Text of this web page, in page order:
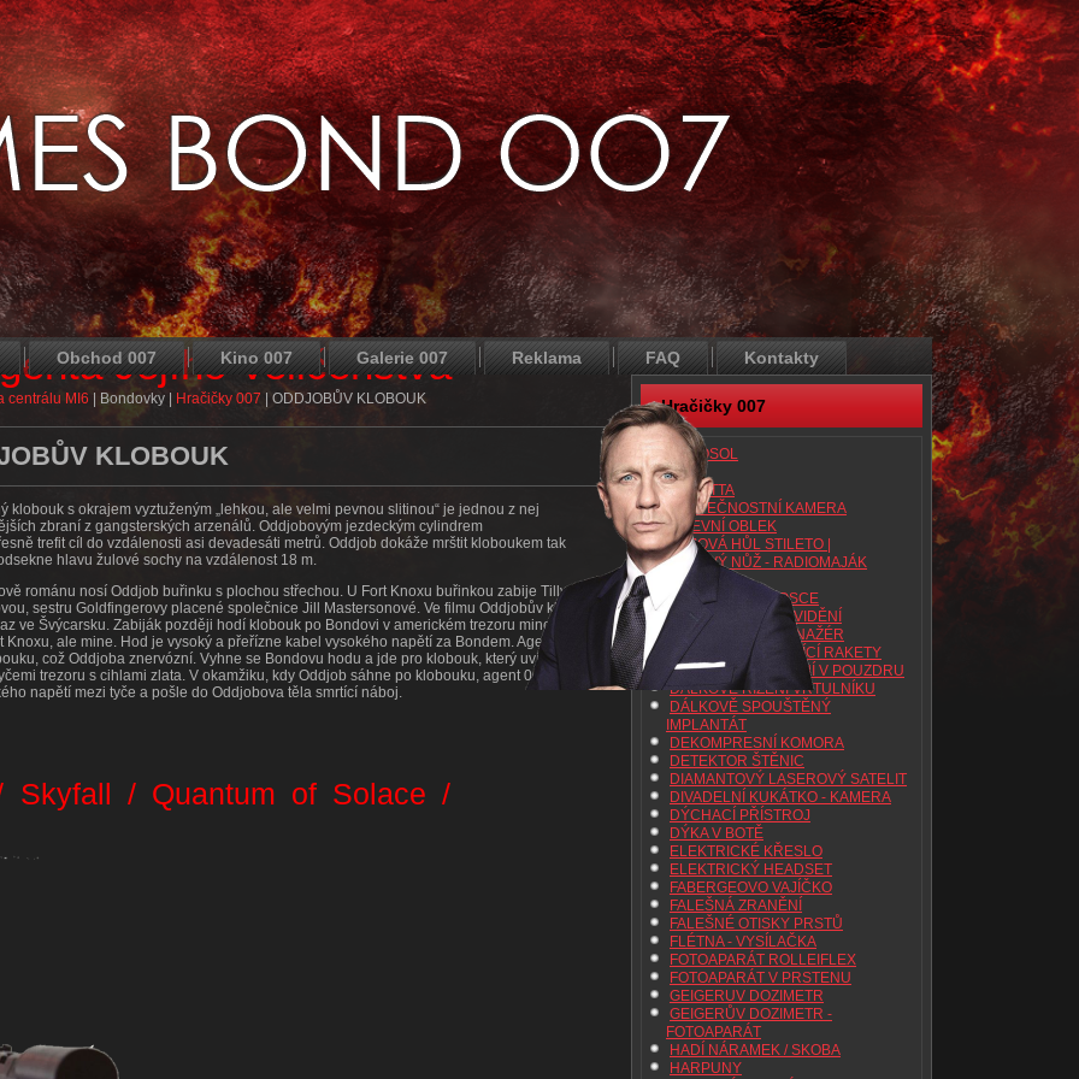
Jejího Veličenstva
/ Quantum of Solace /
Obchod 007 Kino 007 Galerie 007 Reklama FAQ Kontakty
centrálu MI6 Bondovky Hračičky 007 ODDJOBŮV KLOBOUK
KLOBOUK
klobouk s okrajem vyztuženým „lehkou, ale velmi pevnou slitinou“ je jednou z nej
zbraní z gangsterských arzenálů. Oddjobovým jezdeckým cylindrem
trefit cíl do vzdálenosti asi devadesáti metrů. Oddjob dokáže mrštit kloboukem tak
hlavu žulové sochy na vzdálenost 18 m.
románu nosí Oddjob buřinku s plochou střechou. U Fort Knoxu buřinkou zabije Tilly
sestru Goldfingerovy placené společnice Jill Mastersonové. Ve filmu Oddjobův klobouk
ve Švýcarsku. Zabiják později hodí klobouk po Bondovi v americkém trezoru mincovního
Knoxu, ale mine. Hod je vysoký a přeřízne kabel vysokého napětí za Bondem. Agent 007 se
což Oddjoba znervózní. Vyhne se Bondovu hodu a jde pro klobouk, který uvízl mezi
trezoru s cihlami zlata. V okamžiku, kdy Oddjob sáhne po klobouku, agent 007 vsune
napětí mezi tyče a pošle do Oddjobova těla smrtící náboj.
Hračičky 007
AEROSOL
ATAC
BERETTA
BEZPEČNOSTNÍ KAMERA
BITEVNÍ OBLEK
BOJOVÁ HŮL STILETO |
BOJOVÝ NŮŽ - RADIOMAJÁK
BOMBA
BOMBA V TERMOSCE
BRÝLE NOČNÍHO VIDĚNÍ
CENTRIFUGA TRENAŽÉR
CIGARETA STŘÍLEJÍCÍ RAKETY
DÁLKOVÉ OVLÁDÁNÍ V POUZDRU
DÁLKOVÉ ŘÍZENÍ VRTULNÍKU
DÁLKOVĚ SPOUŠTĚNÝ
IMPLANTÁT
DEKOMPRESNÍ KOMORA
DETEKTOR ŠTĚNIC
DIAMANTOVÝ LASEROVÝ SATELIT
DIVADELNÍ KUKÁTKO - KAMERA
DÝCHACÍ PŘÍSTROJ
DÝKA V BOTĚ
ELEKTRICKÉ KŘESLO
ELEKTRICKÝ HEADSET
FABERGEOVO VAJÍČKO
FALEŠNÁ ZRANĚNÍ
FALEŠNÉ OTISKY PRSTŮ
FLÉTNA - VYSÍLAČKA
FOTOAPARÁT ROLLEIFLEX
FOTOAPARÁT V PRSTENU
GEIGERUV DOZIMETR
GEIGERŮV DOZIMETR -
FOTOAPARÁT
HADÍ NÁRAMEK / SKOBA
HARPUNY